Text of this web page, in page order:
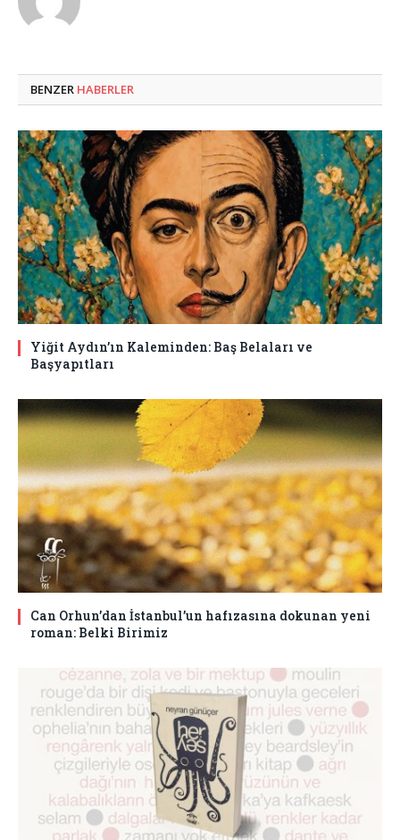
BENZER HABERLER
Yiğit Aydın’ın Kaleminden: Baş Belaları ve
Başyapıtları
Can Orhun’dan İstanbul’un hafızasına dokunan yeni
roman: Belki Birimiz